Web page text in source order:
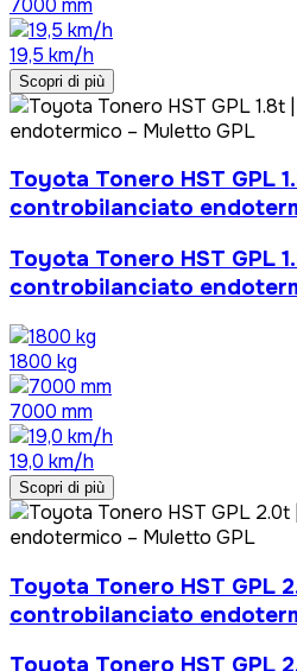
7000 mm
19,5 km/h
Scopri di più
Toyota Tonero HST GPL
controbilanciato
Toyota Tonero HST GPL
controbilanciato
1800 kg
7000 mm
19,0 km/h
Scopri di più
Toyota Tonero HST GPL
controbilanciato